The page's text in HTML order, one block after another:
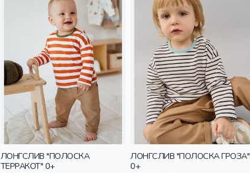
ЛОНГСЛИВ "ПОЛОСКА
ТЕРРАКОТ" 0+
ЛОНГСЛИВ "ПОЛОСКА ГРОЗА"
0+